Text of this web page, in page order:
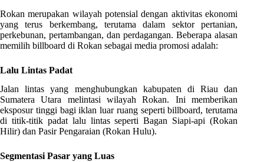
Rokan merupakan wilayah potensial dengan aktivitas ekonomi
yang terus berkembang, terutama dalam sektor pertanian,
perkebunan, pertambangan, dan perdagangan. Beberapa alasan
memilih billboard di Rokan sebagai media promosi adalah:
Lalu Lintas Padat
Jalan lintas yang menghubungkan kabupaten di Riau dan
Sumatera Utara melintasi wilayah Rokan. Ini memberikan
eksposur tinggi bagi iklan luar ruang seperti billboard, terutama
di titik-titik padat lalu lintas seperti Bagan Siapi-api (Rokan
Hilir) dan Pasir Pengaraian (Rokan Hulu).
Segmentasi Pasar yang Luas